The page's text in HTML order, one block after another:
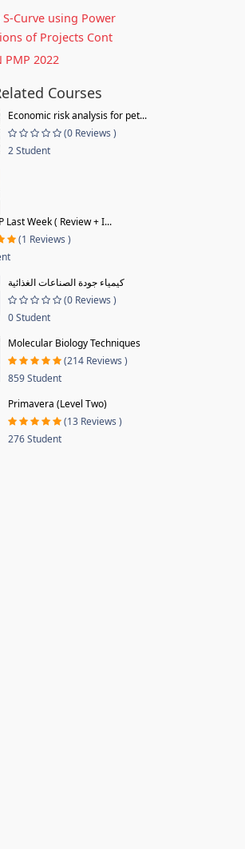
S-Curve using Power
of Projects Cont
PMP 2022
Courses
Economic risk analysis for pet...
(0 Reviews )
2 Student
Last Week ( Review + I...
(1 Reviews )
كيمياء جودة الصناعات الغذائية
(0 Reviews )
0 Student
Molecular Biology Techniques
(214 Reviews )
859 Student
Primavera (Level Two)
(13 Reviews )
276 Student